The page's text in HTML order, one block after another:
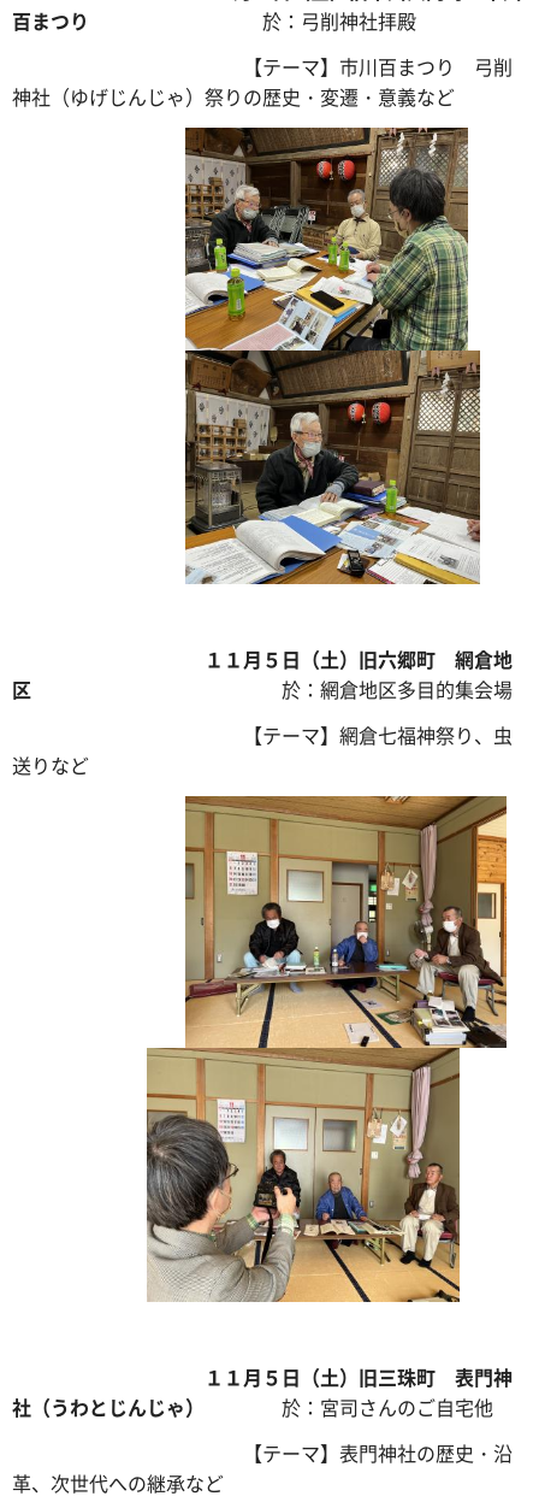
百まつり
於：弓削神社拝殿
【テーマ】市川百まつり 弓削
神社（ゆげじんじゃ）祭りの歴史・変遷・意義など
１１月５日（土）旧六郷町 網倉地
区 於：網倉地区多目的集会場
【テーマ】網倉七福神祭り、虫
送りなど
１１月５日（土）旧三珠町 表門神
社（うわとじんじゃ）
於：宮司さんのご自宅他
【テーマ】表門神社の歴史・沿
革、次世代への継承など